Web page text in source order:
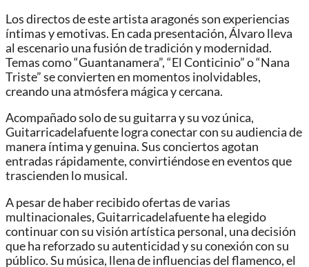
Los directos de este artista aragonés son experiencias
íntimas y emotivas. En cada presentación, Álvaro lleva
al escenario una fusión de tradición y modernidad.
Temas como “Guantanamera”, “El Conticinio” o “Nana
Triste” se convierten en momentos inolvidables,
creando una atmósfera mágica y cercana.
Acompañado solo de su guitarra y su voz única,
Guitarricadelafuente logra conectar con su audiencia de
manera íntima y genuina. Sus conciertos agotan
entradas rápidamente, convirtiéndose en eventos que
trascienden lo musical.
A pesar de haber recibido ofertas de varias
multinacionales, Guitarricadelafuente ha elegido
continuar con su visión artística personal, una decisión
que ha reforzado su autenticidad y su conexión con su
público. Su música, llena de influencias del flamenco, el